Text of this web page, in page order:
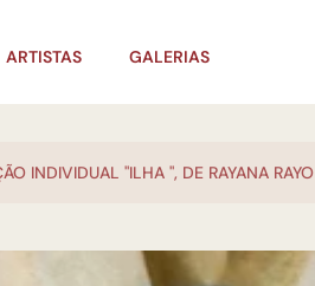
ARTISTAS GALERIAS
INDIVIDUAL "ILHA ", DE RAYANA RAYO